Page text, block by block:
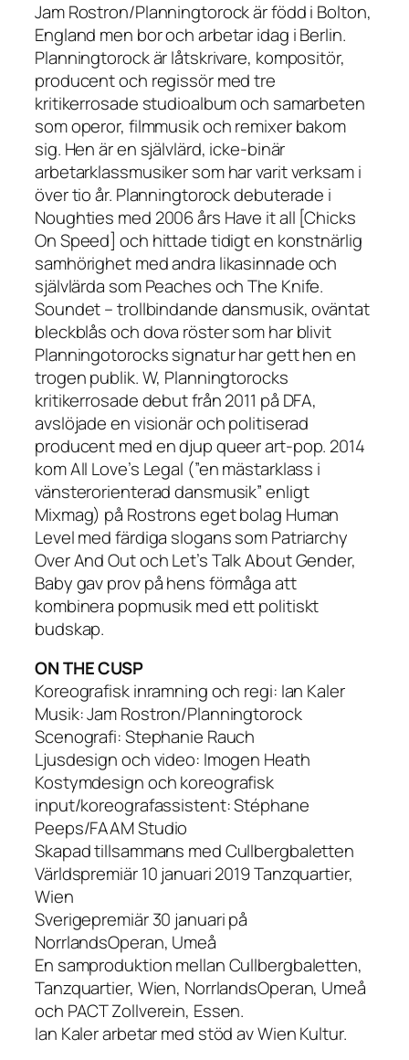
Jam Rostron/Planningtorock är född i Bolton,
England men bor och arbetar idag i Berlin.
Planningtorock är låtskrivare, kompositör,
producent och regissör med tre
kritikerrosade studioalbum och samarbeten
som operor, filmmusik och remixer bakom
sig. Hen är en självlärd, icke-binär
arbetarklassmusiker som har varit verksam i
över tio år. Planningtorock debuterade i
Noughties med 2006 års Have it all [Chicks
On Speed] och hittade tidigt en konstnärlig
samhörighet med andra likasinnade och
självlärda som Peaches och The Knife.
Soundet – trollbindande dansmusik, oväntat
bleckblås och dova röster som har blivit
Planningotorocks signatur har gett hen en
trogen publik. W, Planningtorocks
kritikerrosade debut från 2011 på DFA,
avslöjade en visionär och politiserad
producent med en djup queer art-pop. 2014
kom All Love’s Legal (”en mästarklass i
vänsterorienterad dansmusik” enligt
Mixmag) på Rostrons eget bolag Human
Level med färdiga slogans som Patriarchy
Over And Out och Let’s Talk About Gender,
Baby gav prov på hens förmåga att
kombinera popmusik med ett politiskt
budskap.
ON THE CUSP
Koreografisk inramning och regi: Ian Kaler
Musik: Jam Rostron/Planningtorock
Scenografi: Stephanie Rauch
Ljusdesign och video: Imogen Heath
Kostymdesign och koreografisk
input/koreografassistent: Stéphane
Peeps/FAAM Studio
Skapad tillsammans med Cullbergbaletten
Världspremiär 10 januari 2019 Tanzquartier,
Wien
Sverigepremiär 30 januari på
NorrlandsOperan, Umeå
En samproduktion mellan Cullbergbaletten,
Tanzquartier, Wien, NorrlandsOperan, Umeå
och PACT Zollverein, Essen.
Ian Kaler arbetar med stöd av Wien Kultur.